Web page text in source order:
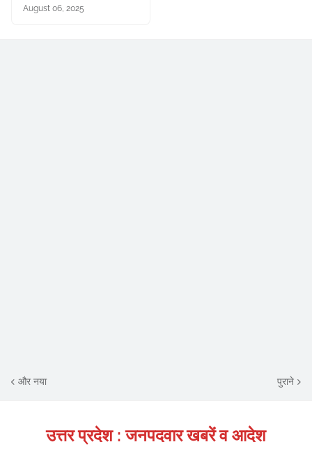
August 06, 2025
और नया पुराने
उत्तर प्रदेश : जनपदवार खबरें व आदेश